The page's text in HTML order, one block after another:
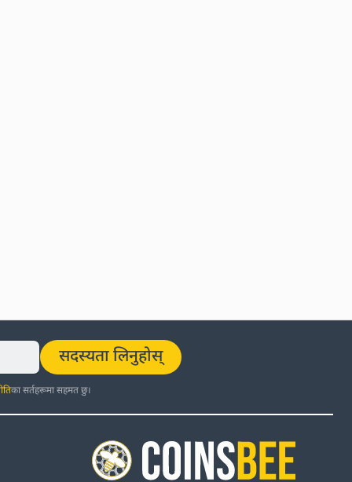
सदस्यता लिनुहोस्
का सर्तहरूमा सहमत छु।